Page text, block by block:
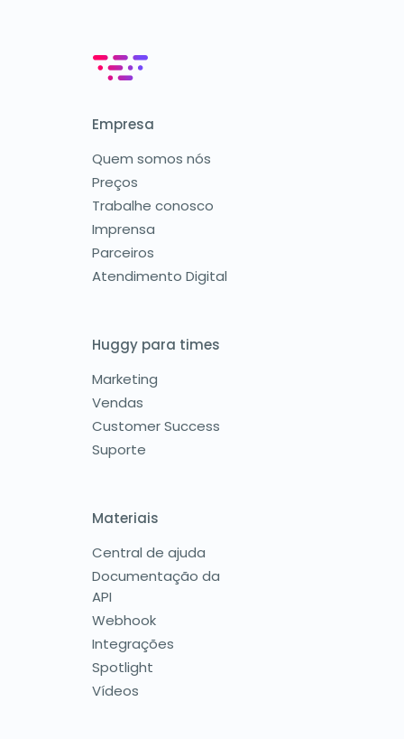
Empresa
Quem somos nós
Preços
Trabalhe conosco
Imprensa
Parceiros
Atendimento Digital
Huggy para times
Marketing
Vendas
Customer Success
Suporte
Materiais
Central de ajuda
Documentação da
API
Webhook
Integrações
Spotlight
Vídeos